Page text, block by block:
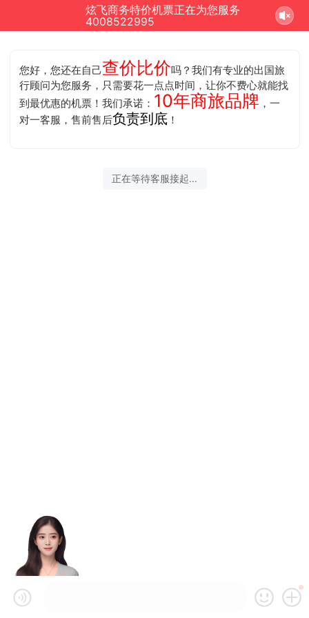
炫飞商务特价机票正在为您服务
4008522995
您好，您还在自己查价比价吗？我们有专业的出国旅
行顾问为您服务，只需要花一点点时间，让你不费心就能找
到最优惠的机票！我们承诺： 10年商旅品牌 ，一
对一客服，售前售后负责到底 ！
正在等待客服接起...